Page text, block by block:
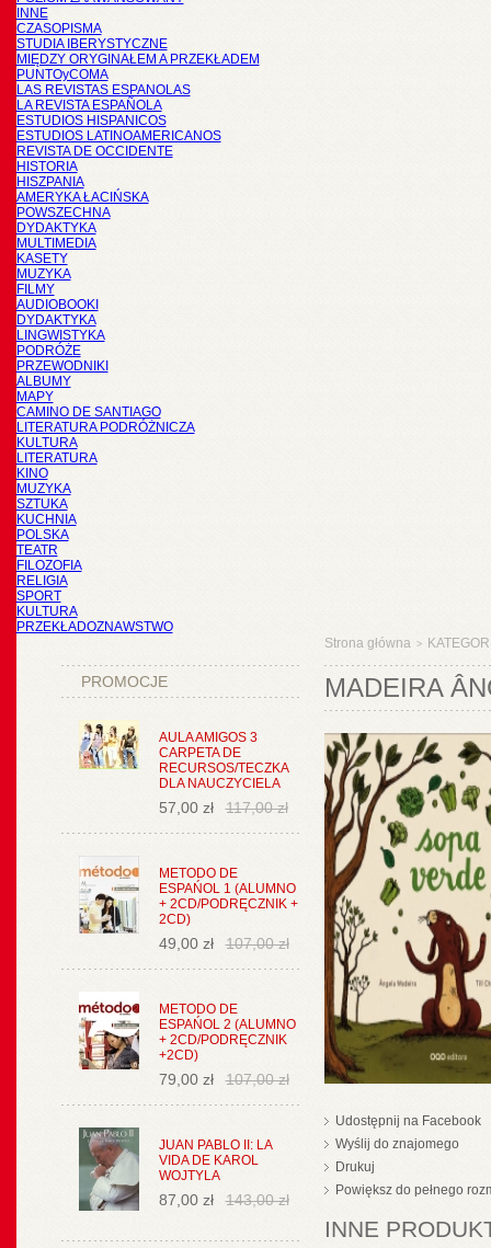
INNE
CZASOPISMA
STUDIA IBERYSTYCZNE
MIĘDZY ORYGINAŁEM A PRZEKŁADEM
PUNTOyCOMA
LAS REVISTAS ESPANOLAS
LA REVISTA ESPAÑOLA
ESTUDIOS HISPANICOS
ESTUDIOS LATINOAMERICANOS
REVISTA DE OCCIDENTE
HISTORIA
HISZPANIA
AMERYKA ŁACIŃSKA
POWSZECHNA
DYDAKTYKA
MULTIMEDIA
KASETY
MUZYKA
FILMY
AUDIOBOOKI
DYDAKTYKA
LINGWISTYKA
PODRÓŻE
PRZEWODNIKI
ALBUMY
MAPY
CAMINO DE SANTIAGO
LITERATURA PODRÓŻNICZA
KULTURA
LITERATURA
KINO
MUZYKA
SZTUKA
KUCHNIA
POLSKA
TEATR
FILOZOFIA
RELIGIA
SPORT
KULTURA
PRZEKŁADOZNAWSTWO
PROMOCJE
AULA AMIGOS 3
CARPETA DE
RECURSOS/TECZKA
DLA NAUCZYCIELA
57,00 zł 117,00 zł
METODO DE
ESPAŃOL 1 (ALUMNO
+ 2CD/PODRĘCZNIK +
2CD)
49,00 zł 107,00 zł
METODO DE
ESPAŃOL 2 (ALUMNO
+ 2CD/PODRĘCZNIK
+2CD)
79,00 zł 107,00 zł
JUAN PABLO II: LA
VIDA DE KAROL
WOJTYLA
87,00 zł 143,00 zł
Strona główna >
MADEIRA
Udostępnij na Facebook
Wyślij do znajomego
Drukuj
Powiększ do pełnego
INNE